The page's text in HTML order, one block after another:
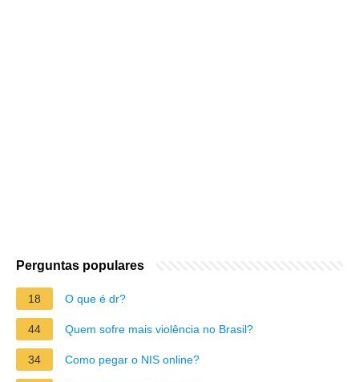
Perguntas populares
18 O que é dr?
44 Quem sofre mais violência no Brasil?
34 Como pegar o NIS online?